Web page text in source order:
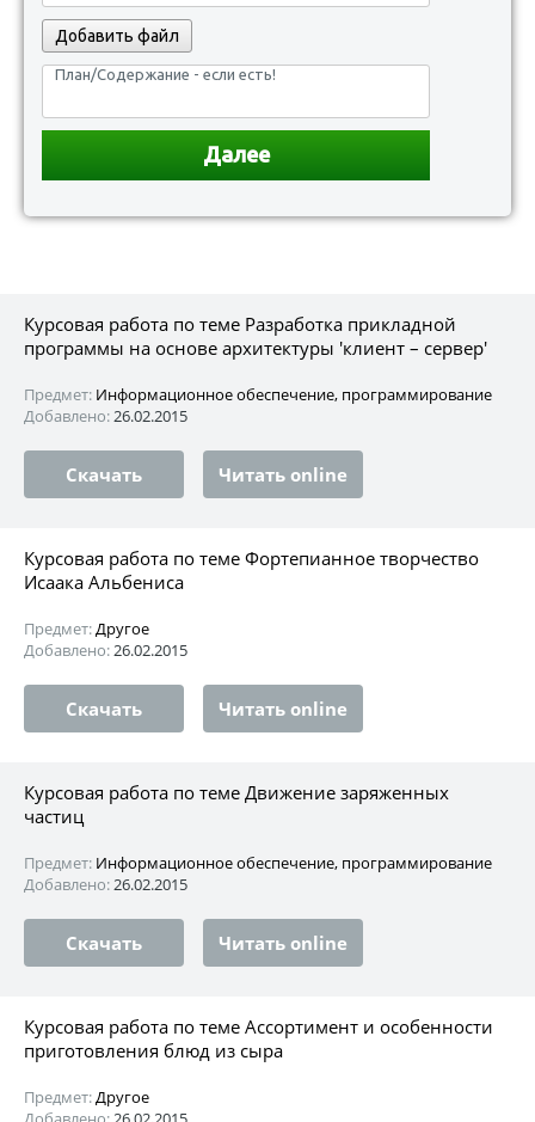
Добавить файл
Курсовая работа по теме Разработка прикладной
программы на основе архитектуры 'клиент – сервер'
Предмет: Информационное обеспечение, программирование
Добавлено:26.02.2015
Скачать Читать online
Курсовая работа по теме Фортепианное творчество
Исаака Альбениса
Предмет:Другое
Добавлено:26.02.2015
Скачать Читать online
Курсовая работа по теме Движение заряженных
частиц
Предмет: Информационное обеспечение, программирование
Добавлено:26.02.2015
Скачать Читать online
Курсовая работа по теме Ассортимент и особенности
приготовления блюд из сыра
Предмет:Другое